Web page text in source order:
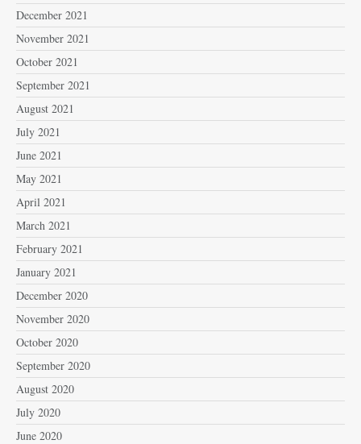
December 2021
November 2021
October 2021
September 2021
August 2021
July 2021
June 2021
May 2021
April 2021
March 2021
February 2021
January 2021
December 2020
November 2020
October 2020
September 2020
August 2020
July 2020
June 2020